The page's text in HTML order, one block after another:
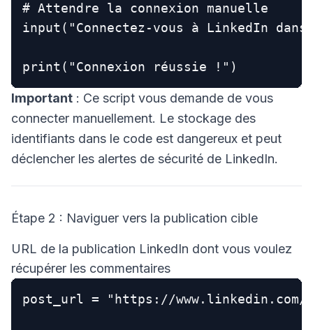
# Attendre la connexion manuelle
input("Connectez-vous à LinkedIn
Important : Ce script vous demande de vous
connecter manuellement. Le stockage des
identifiants dans le code est dangereux et peut
déclencher les alertes de sécurité de LinkedIn.
Étape 2 : Naviguer vers la publication cible
URL de la publication LinkedIn dont vous voulez
récupérer les commentaires
post_url = "https://www.linkedin.com/